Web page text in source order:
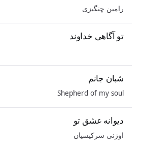
رامین چنگیزی
تو آگاهی خداوند
شبان جانم
Shepherd of my soul
دیوانه عشق تو
اوژنی سرکیسیان